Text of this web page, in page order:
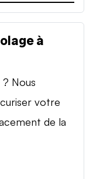
à
Nous
votre
de la